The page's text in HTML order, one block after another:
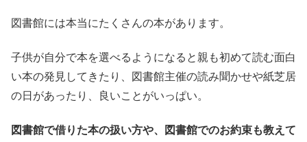
図書館には本当にたくさんの本があります。
子供が自分で本を選べるようになると親も初めて読む面白
い本の発見してきたり、図書館主催の読み聞かせや紙芝居
の日があったり、良いことがいっぱい。
図書館で借りた本の扱い方や、図書館でのお約束も教えて